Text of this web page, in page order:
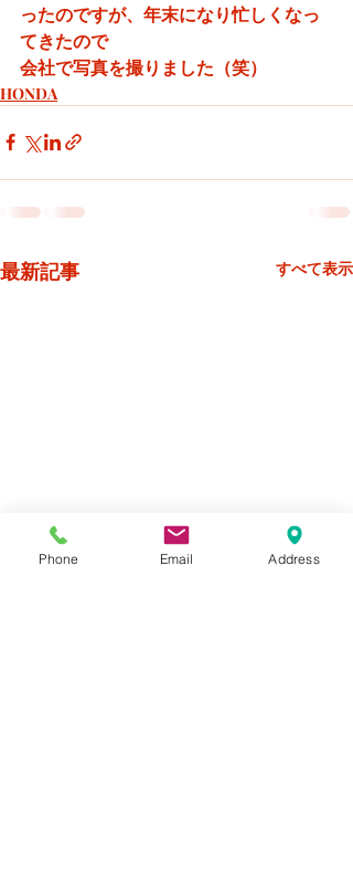
ったのですが、年末になり忙しくなっ
てきたので
会社で写真を撮りました（笑）
HONDA
最新記事 すべて表示
Phone Email Address